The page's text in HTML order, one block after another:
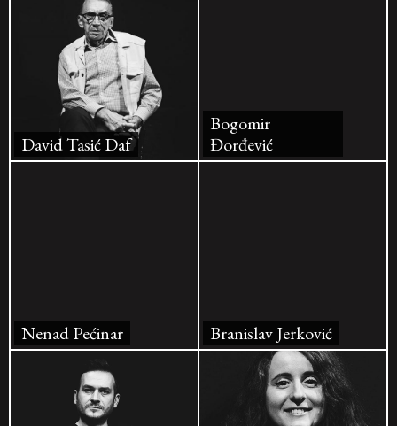
David Tasić Daf
Bogomir
Đorđević
Nenad Pećinar Branislav Jerković